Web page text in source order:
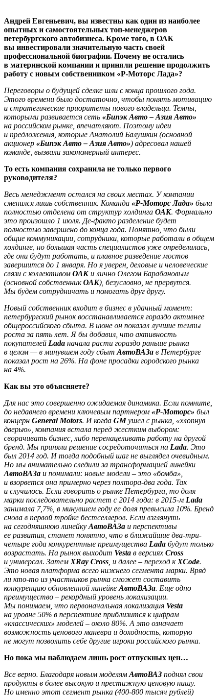
Андрей Евгеньевич, вы известны как один из наиболее
опытных и самостоятельных топ-менеджеров
петербургского автобизнеса. Кроме того, в ОАК
вы инвестировали значительную часть своей
профессиональной биографии. Почему не остались
в материнской компании и приняли решение продолжить
работу с новым собственником «Р-Моторс Лада»?
Переговоры о будущей сделке шли с конца прошлого года.
Этого времени было достаточно, чтобы понять мотивацию
и стратегические приоритеты нового владельца. Темпы,
которыми развивается сеть «Бипэк Авто – Азия Авто»
на российском рынке, впечатляют. Поэтому идеи
и предложения, которые Анатолий Балушкин (основной
акционер «Бипэк Авто – Азия Авто») адресовал нашей
команде, вызвали закономерный интерес.
То есть компания сохранила не только первого
руководителя?
Весь менеджмент остался на своих местах. У компании
сменился лишь собственник. Команда «Р-Моторс Лада» была
полностью отделена от структур холдинга ОАК. Формально
это произошло 1 июля. Де-факто разделение будет
полностью завершено до конца года. Понятно, что были
общие коммуникации, сотрудники, которые работали в общем
холдинге, но большая часть специалистов уже определилась,
где они будут работать, и плавное разведение мостов
завершится до 1 января. Но я уверен, деловые и человеческие
связи с коллективом ОАКи лично Олегом Барабановым
(основной собственникОАК), безусловно, не прервутся.
Мы будем сотрудничать и помогать друг другу.
Новый собственник входит в бизнес в удачный момент:
петербургский рынок восстанавливается гораздо активнее
общероссийского сбыта. В июне он показал лучшие темпы
роста за пять лет. Я бы добавил, что активность
покупателей Lada начала расти гораздо раньше рынка
в целом — в минувшем году сбыт АвтоВАЗа в Петербурге
показал рост на 26%. На фоне просадки городского рынка
на 4%.
Как вы это объясняете?
Для нас это совершенно ожидаемая динамика. Если помните,
до недавнего времени ключевым партнером «Р-Моторс» был
концерн General Motors. И когда GMушел с рынка, «хлопнув
дверью», компания встала перед жестким выбором:
сворачивать бизнес, либо перенацеливать работу на другой
бренд. Мы приняли решение сосредоточиться на Lada. Это
был 2014 год. И тогда подобный шаг не выглядел очевидным.
Но мы внимательно следили за трансформацией линейки
АвтоВАЗа и понимали: новые модели – это «бомба»,
и взорвется она примерно через полтора-два года. Так
и случилось. Если говорить о рынке Петербурга, то доля
марки последовательно растет с 2014 года: в 2015-м Lada
занимала 7,7%, в минувшем году ее доля превысила 10%. Бренд
снова в первой тройке бестселлеров. Если взглянуть
на сегодняшнюю линейку АвтоВАЗа и перспективы
еe развития, станет понятно, что в ближайшие два-три-
четыре года конкурентные преимущества Lada будут только
возрастать. На рынок выходит Vesta в версиях Cross
и универсал. Затем XRay Cross , и далее – переход к XCode.
Это новая платформа всего нижнего сегмента марки. Вряд
ли кто-то из участников рынка сможет составить
конкуренцию обновленной линейке АвтоВАЗа. Еще одно
преимущество – рекордный уровень локализации.
Мы понимаем, что первоначальная локализация Vesta
на уровне 50% в перспективе приблизится к цифрам
«классических» моделей – около 80%. А это означает
возможность ценового маневра и доходность, которую
не могут позволить себе другие игроки российского рынка.
Но пока мы наблюдаем лишь рост отпускных цен…
Всe верно. Благодаря новым моделям АвтоВАЗ поднял свои
продукты в более высокую и престижную ценовую нишу.
Но именно этот сегмент рынка (400-800 тысяч рублей)